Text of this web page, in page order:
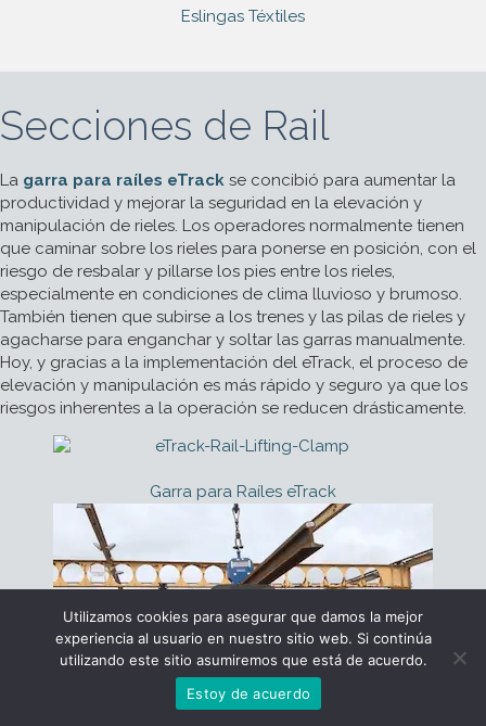
Eslingas Téxtiles
Secciones de Rail
La garra para raíles eTrack se concibió para aumentar la
productividad y mejorar la seguridad en la elevación y
manipulación de rieles. Los operadores normalmente tienen
que caminar sobre los rieles para ponerse en posición, con el
riesgo de resbalar y pillarse los pies entre los rieles,
especialmente en condiciones de clima lluvioso y brumoso.
También tienen que subirse a los trenes y las pilas de rieles y
agacharse para enganchar y soltar las garras manualmente.
Hoy, y gracias a la implementación del eTrack, el proceso de
elevación y manipulación es más rápido y seguro ya que los
riesgos inherentes a la operación se reducen drásticamente.
Garra para Raíles eTrack
Contacto
Configurador
Utilizamos cookies para asegurar que damos la mejor
experiencia al usuario en nuestro sitio web. Si continúa
utilizando este sitio asumiremos que está de acuerdo.
Estoy de acuerdo